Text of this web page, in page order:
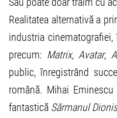
Realitatea alternativă a
industria
precum: Matrix, Avatar,
public, înregistrând
română. Mihai
fantastică Sărmanul Dionis